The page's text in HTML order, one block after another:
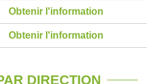
Obtenir l'information
Obtenir l'information
DIRECTION